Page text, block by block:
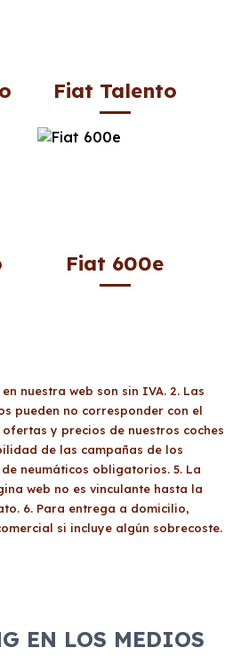
Fiat Talento
Fiat 600e
nuestra web son sin IVA. 2. Las
pueden no corresponder con el
y precios de nuestros coches
de las campañas de los
neumáticos obligatorios. 5. La
web no es vinculante hasta la
6. Para entrega a domicilio,
si incluye algún sobrecoste.
EN LOS MEDIOS